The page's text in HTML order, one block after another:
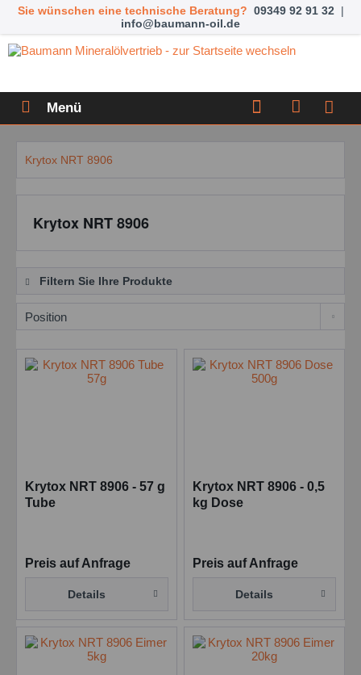
Sie wünschen eine technische Beratung? 09349 92 91 32 |
info@baumann-oil.de
Menü
Krytox NRT 8906
Krytox NRT 8906
Filtern Sie Ihre Produkte
Krytox NRT 8906 - 57 g
Tube
Preis auf Anfrage
Details
Krytox NRT 8906 - 0,5
kg Dose
Preis auf Anfrage
Details